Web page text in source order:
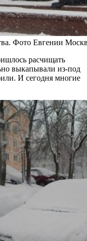
Фото Евгении
расчищать
выкапывали из-под
И сегодня многие